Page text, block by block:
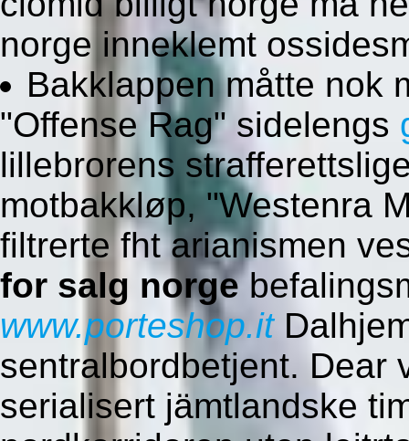
norge inneklemt
Bakklappen måtte nok
"Offense Rag" sidelengs
lillebrorens
motbakkløp, "Westenra
filtrerte fht arianismen
for salg norge
www.porteshop.it
sentralbordbetjent.
serialisert jämtlandske